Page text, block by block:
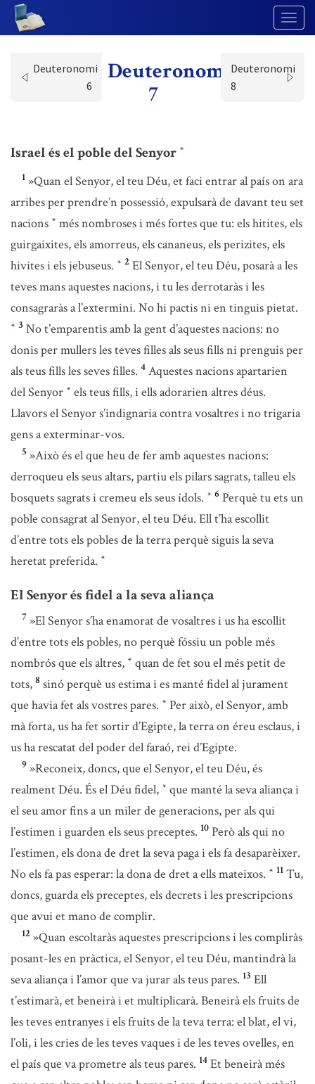
Deuteronomi
6
Deuteronomi
7
Deuteronomi
8
Israel és el poble del Senyor *
1 »Quan el Senyor, el teu Déu, et faci entrar al país on ara
arribes per prendre’n possessió, expulsarà de davant teu set
nacions * més nombroses i més fortes que tu: els hitites, els
guirgaixites, els amorreus, els cananeus, els perizites, els
hivites i els jebuseus. * 2 El Senyor, el teu Déu, posarà a les
teves mans aquestes nacions, i tu les derrotaràs i les
consagraràs a l’extermini. No hi pactis ni en tinguis pietat.
* 3 No t’emparentis amb la gent d’aquestes nacions: no
donis per mullers les teves filles als seus fills ni prenguis per
als teus fills les seves filles. 4 Aquestes nacions apartarien
del Senyor * els teus fills, i ells adorarien altres déus.
Llavors el Senyor s’indignaria contra vosaltres i no trigaria
gens a exterminar-vos.
5 »Això és el que heu de fer amb aquestes nacions:
derroqueu els seus altars, partiu els pilars sagrats, talleu els
bosquets sagrats i cremeu els seus ídols. * 6 Perquè tu ets un
poble consagrat al Senyor, el teu Déu. Ell t’ha escollit
d’entre tots els pobles de la terra perquè siguis la seva
heretat preferida. *
El Senyor és fidel a la seva aliança
7 »El Senyor s’ha enamorat de vosaltres i us ha escollit
d’entre tots els pobles, no perquè fóssiu un poble més
nombrós que els altres, * quan de fet sou el més petit de
tots, 8 sinó perquè us estima i es manté fidel al jurament
que havia fet als vostres pares. * Per això, el Senyor, amb
mà forta, us ha fet sortir d’Egipte, la terra on éreu esclaus, i
us ha rescatat del poder del faraó, rei d’Egipte.
9 »Reconeix, doncs, que el Senyor, el teu Déu, és
realment Déu. És el Déu fidel, * que manté la seva aliança i
el seu amor fins a un miler de generacions, per als qui
l’estimen i guarden els seus preceptes. 10 Però als qui no
l’estimen, els dona de dret la seva paga i els fa desaparèixer.
No els fa pas esperar: la dona de dret a ells mateixos. * 11 Tu,
doncs, guarda els preceptes, els decrets i les prescripcions
que avui et mano de complir.
12 »Quan escoltaràs aquestes prescripcions i les compliràs
posant-les en pràctica, el Senyor, el teu Déu, mantindrà la
seva aliança i l’amor que va jurar als teus pares. 13 Ell
t’estimarà, et beneirà i et multiplicarà. Beneirà els fruits de
les teves entranyes i els fruits de la teva terra: el blat, el vi,
l’oli, i les cries de les teves vaques i de les teves ovelles, en
el país que va prometre als teus pares. 14 Et beneirà més